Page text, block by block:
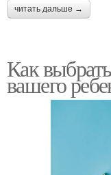
читать дальше →
Как
вашего